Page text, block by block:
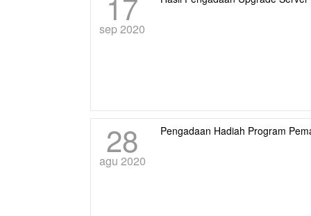
sep 2020
28
agu 2020
Pengadaan Hadiah Program